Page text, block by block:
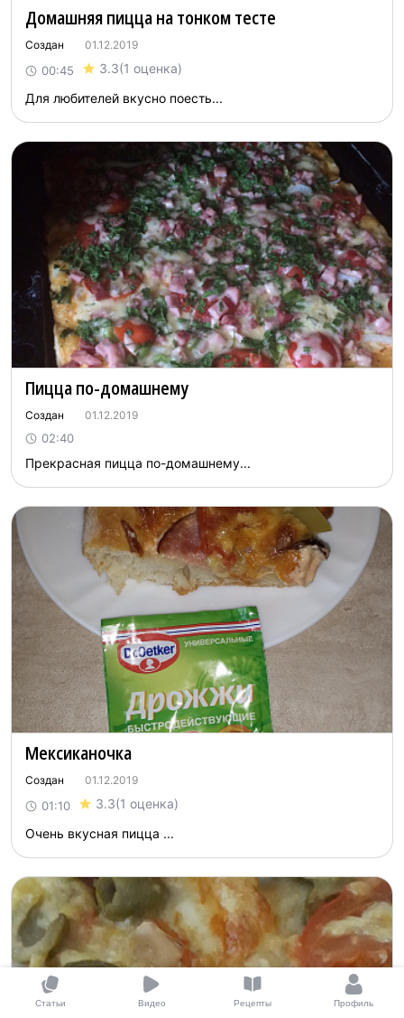
Домашняя пицца на тонком тесте
Создан 01.12.2019
00:45 3.3(1 оценка)
Для любителей вкусно поесть...
Пицца по-домашнему
Создан 01.12.2019
02:40
Прекрасная пицца по-домашнему...
Мексиканочка
Создан 01.12.2019
01:10 3.3(1 оценка)
Очень вкусная пицца ...
Статьи Видео Рецепты Профиль